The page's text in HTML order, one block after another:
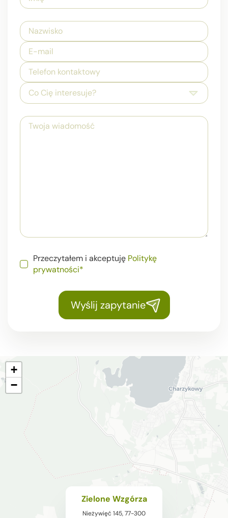
Co Cię interesuje?
Przeczytałem i akceptuję Politykę
prywatności*
Wyślij zapytanie
Zielone Wzgórza
Nieżywięć 145, 77-300
+
−